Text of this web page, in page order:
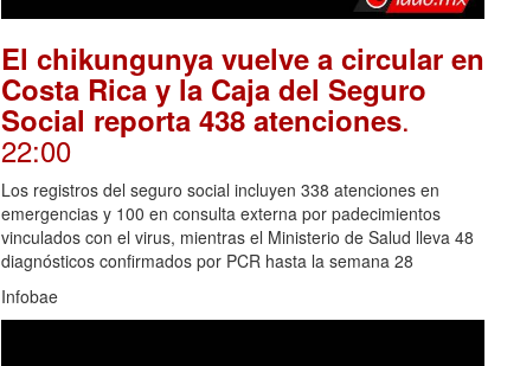
El chikungunya vuelve a circular en
Costa Rica y la Caja del Seguro
Social reporta 438 atenciones.
22:00
Los registros del seguro social incluyen 338 atenciones en
emergencias y 100 en consulta externa por padecimientos
vinculados con el virus, mientras el Ministerio de Salud lleva 48
diagnósticos confirmados por PCR hasta la semana 28
Infobae